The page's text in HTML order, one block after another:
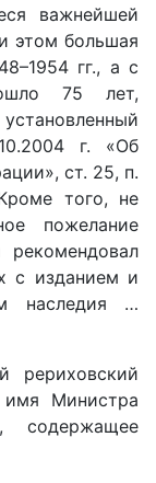
важнейшей
этом большая
гг., а с
75 лет,
г. «Об
ст. 25, п.
того, не
пожелание
с изданием и
наследия …
рериховский
Министра
содержащее